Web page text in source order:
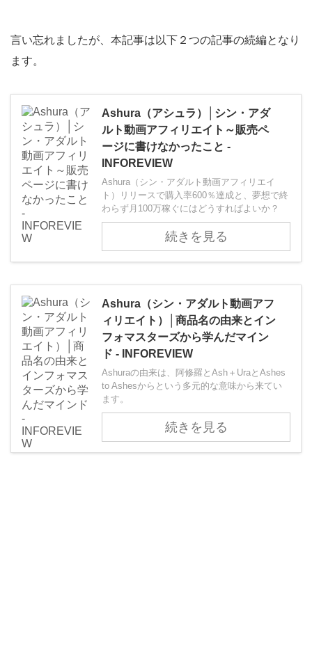
言い忘れましたが、本記事は以下２つの記事の続編となり
ます。
Ashura（アシュラ）│シン・アダ
ルト動画アフィリエイト～販売ペ
ージに書けなかったこと -
INFOREVIEW
Ashura（シン・アダルト動画アフィリエイ
ト）リリースで購入率600％達成と、夢想で終
わらず月100万稼ぐにはどうすればよいか？
続きを見る
Ashura（シン・アダルト動画アフ
ィリエイト）│商品名の由来とイン
フォマスターズから学んだマイン
ド - INFOREVIEW
Ashuraの由来は、阿修羅とAsh＋UraとAshes
to Ashesからという多元的な意味から来てい
ます。
続きを見る